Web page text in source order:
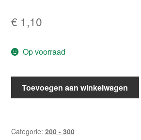
€ 1,10
Op voorraad
CHR
292:
/
Toevoegen aan winkelwagen
Categorie: 200 - 300